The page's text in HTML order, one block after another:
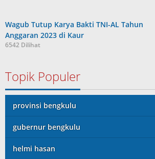
Wagub Tutup Karya Bakti TNI-AL Tahun
Anggaran 2023 di Kaur
6542 Dilihat
Topik Populer
provinsi bengkulu
gubernur bengkulu
helmi hasan